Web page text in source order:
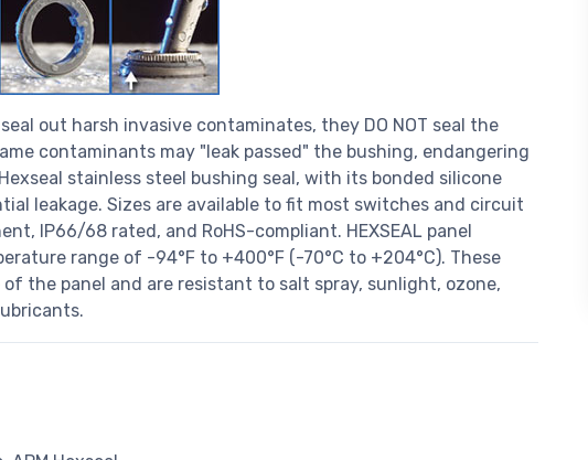
out harsh invasive contaminates, they DO NOT seal the
contaminants may "leak passed" the bushing, endangering
stainless steel bushing seal, with its bonded silicone
leakage. Sizes are available to fit most switches and circuit
IP66/68 rated, and RoHS-compliant. HEXSEAL panel
range of -94°F to +400°F (-70°C to +204°C). These
the panel and are resistant to salt spray, sunlight, ozone,